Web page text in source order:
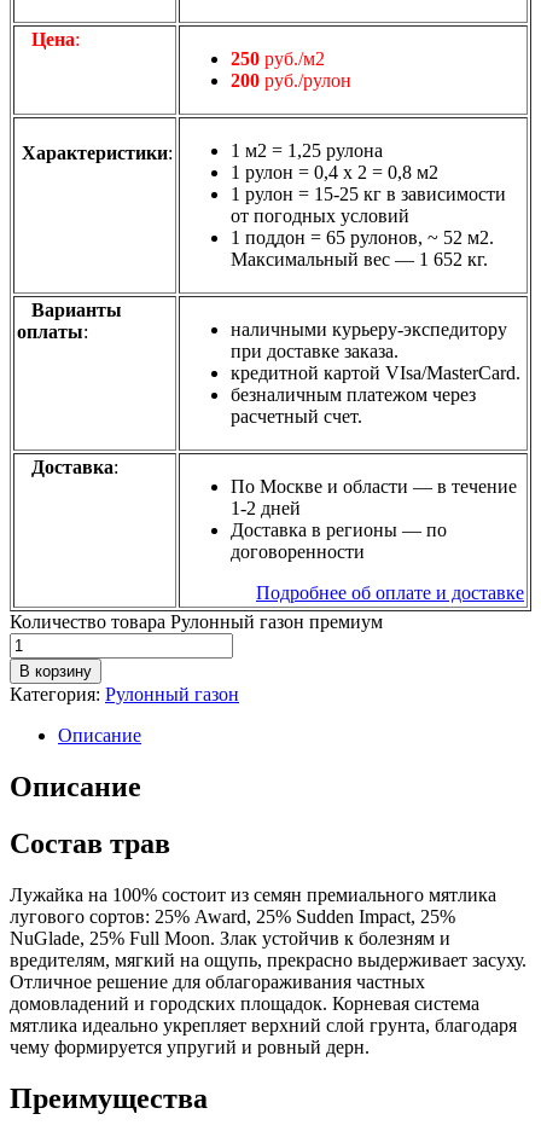
Цена:
250 руб./м2
200 руб./рулон
Характеристики:
1 м2 = 1,25 рулона
1 рулон = 0,4 х 2 = 0,8 м2
1 рулон = 15-25 кг в зависимости
от погодных условий
1 поддон = 65 рулонов, ~ 52 м2.
Максимальный вес — 1 652 кг.
Варианты
оплаты:
наличными курьеру-экспедитору
при доставке заказа.
кредитной картой VIsa/MasterСard.
безналичным платежом через
расчетный счет.
Доставка:
По Москве и области — в течение
1-2 дней
Доставка в регионы — по
договоренности
Подробнее об оплате и доставке
Количество товара Рулонный газон премиум
В корзину
Категория: Рулонный газон
Описание
Описание
Состав трав
Лужайка на 100% состоит из семян премиального мятлика
лугового сортов: 25% Award, 25% Sudden Impact, 25%
NuGlade, 25% Full Moon. Злак устойчив к болезням и
вредителям, мягкий на ощупь, прекрасно выдерживает засуху.
Отличное решение для облагораживания частных
домовладений и городских площадок. Корневая система
мятлика идеально укрепляет верхний слой грунта, благодаря
чему формируется упругий и ровный дерн.
Преимущества